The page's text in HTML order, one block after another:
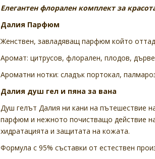
Елегантен флорален комплект за
Далия Парфюм
Женствен, завладяващ парфюм който
Аромат: цитрусов, флорален, плодов,
Ароматни нотки: сладък портокал,
Далия душ гел и пяна за вана
Душ гелът Далия ни кани на пътешествие
парфюм и нежното почистващо действие
хидратацията и защитата на кожата.
Формула с 95% съставки от естествен